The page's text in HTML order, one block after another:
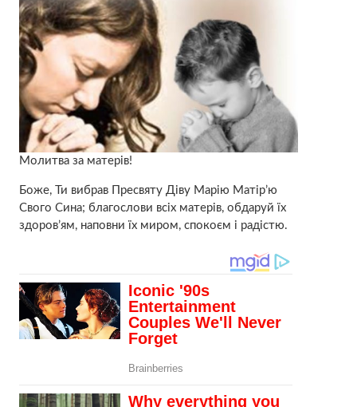
Молитва за матерів!
Боже, Ти вибрав Пресвяту Діву Марію Матір’ю
Свого Сина; благослови всіх матерів, обдаруй їх
здоров’ям, наповни їх миром, спокоєм і радістю.